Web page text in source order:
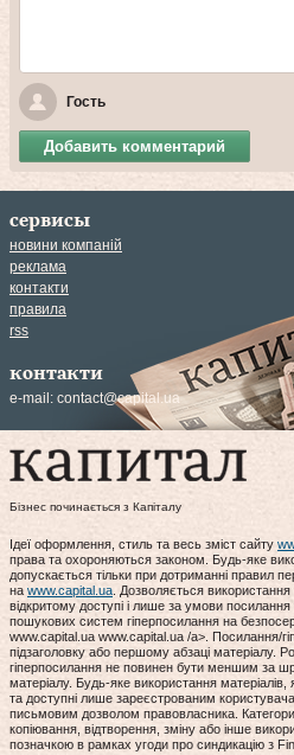
Гость
Добавить комментарий
сервисы
новини компаній
реклама
контакти
правила
rss
контакти
e-mail: contact@capital.ua
Бізнес починається з Капіталу
Ідеї оформлення, стиль та весь зміст сайту
права та охороняються законом. Будь-яке
допускається тільки при дотриманні правил
на www.capital.ua. Дозволяється використання
відкритому доступі і лише за умови
пошукових систем гіперпосилання на
www.capital.ua www.capital.ua /a>. Посилання/
підзаголовку або першому абзаці матеріалу.
гіперпосилання не повинен бути меншим за
матеріалу. Будь-яке використання матеріалів,
та доступні лише зареєстрованим
письмовим дозволом правовласника.
копіювання, відтворення, зміну або інше
позначкою в рамках угоди про синдикацію з